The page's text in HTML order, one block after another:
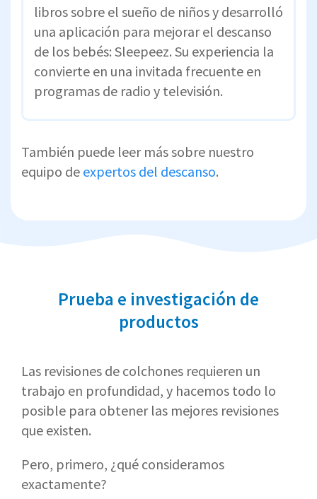
libros sobre el sueño de niños y desarrolló
una aplicación para mejorar el descanso
de los bebés: Sleepeez. Su experiencia la
convierte en una invitada frecuente en
programas de radio y televisión.
También puede leer más sobre nuestro
equipo de expertos del descanso.
Prueba e investigación de
productos
Las revisiones de colchones requieren un
trabajo en profundidad, y hacemos todo lo
posible para obtener las mejores revisiones
que existen.
Pero, primero, ¿qué consideramos
exactamente?